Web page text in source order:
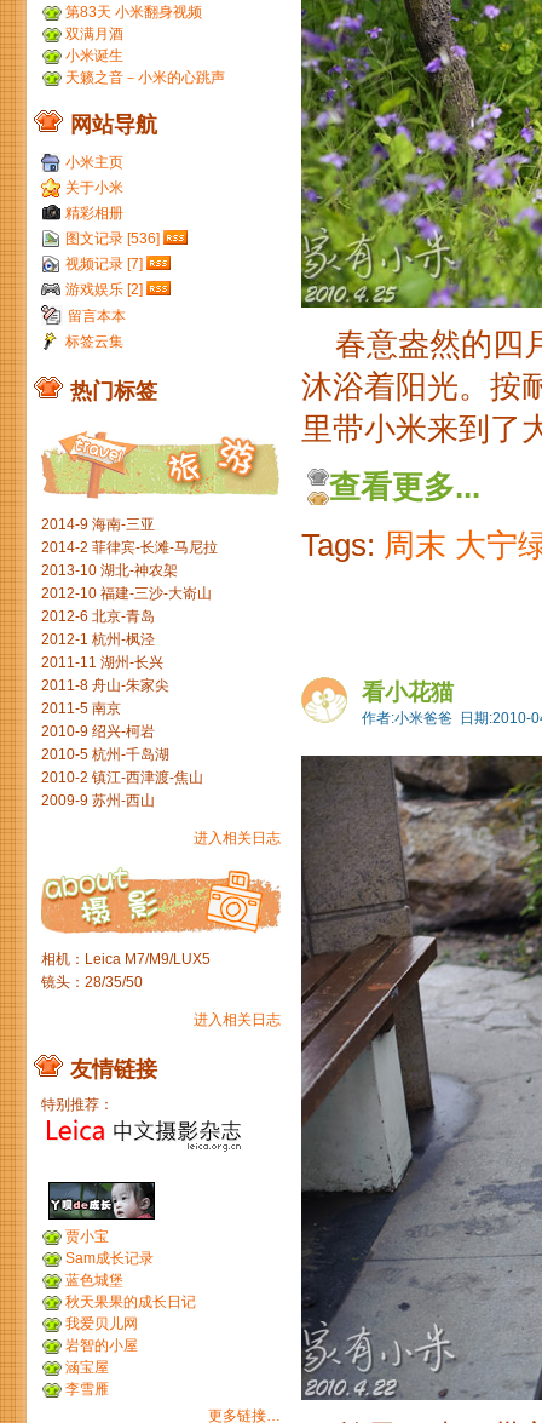
春意盎然的四
沐浴着阳光。按
里带小米来到了
查看更多...
Tags: 周末 大宁
看小花猫
作者:小米爸爸 日期:2010-
第83天 小米翻身视频
双满月酒
小米诞生
天籁之音－小米的心跳声
网站导航
小米主页
关于小米
精彩相册
图文记录 [536]
视频记录 [7]
游戏娱乐 [2]
留言本本
标签云集
热门标签
2014-9 海南-三亚
2014-2 菲律宾-长滩-马尼拉
2013-10 湖北-神农架
2012-10 福建-三沙-大嵛山
2012-6 北京-青岛
2012-1 杭州-枫泾
2011-11 湖州-长兴
2011-8 舟山-朱家尖
2011-5 南京
2010-9 绍兴-柯岩
2010-5 杭州-千岛湖
2010-2 镇江-西津渡-焦山
2009-9 苏州-西山
进入相关日志
相机：Leica M7/M9/LUX5
镜头：28/35/50
进入相关日志
友情链接
特别推荐：
贾小宝
Sam成长记录
蓝色城堡
秋天果果的成长日记
我爱贝儿网
岩智的小屋
涵宝屋
李雪雁
更多链接…